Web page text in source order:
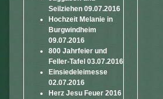
Seilziehen 09.07.2016
Hochzeit Melanie in
Burgwindheim
09.07.2016
800 Jahrfeier und
Feller-Tafel 03.07.2016
Einsiedeleimesse
02.07.2016
Herz Jesu Feuer 2016